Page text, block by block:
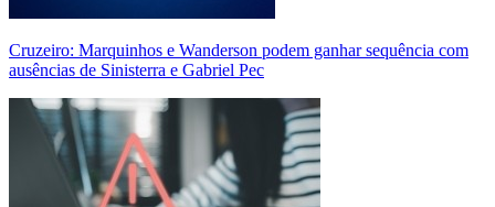
Cruzeiro: Marquinhos e Wanderson podem ganhar sequência com
ausências de Sinisterra e Gabriel Pec